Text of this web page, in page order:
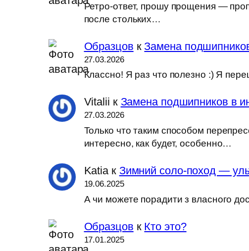
Ретро-ответ, прошу прощения —
после стольких…
Образцов к Замена
27.03.2026
Классно! Я раз что полезно :) Я
Vitalii к Замена подшипников в
27.03.2026
Только что таким способом
интересно, как будет, особенно…
Katiaк Зимний соло-поход —
19.06.2025
А чи можете порадити з власного
Образцов к Кто это?
17.01.2025